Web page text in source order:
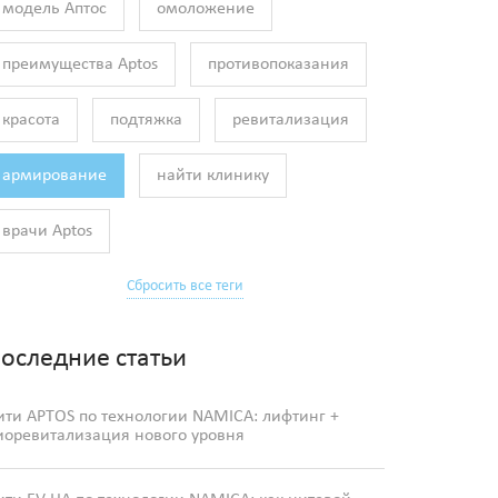
модель Аптос омоложение
преимущества Aptos противопоказания
красота подтяжка ревитализация
армирование найти клинику
врачи Aptos
Сбросить все теги
статьи
APTOS по технологии NAMICA: лифтинг +
нового уровня